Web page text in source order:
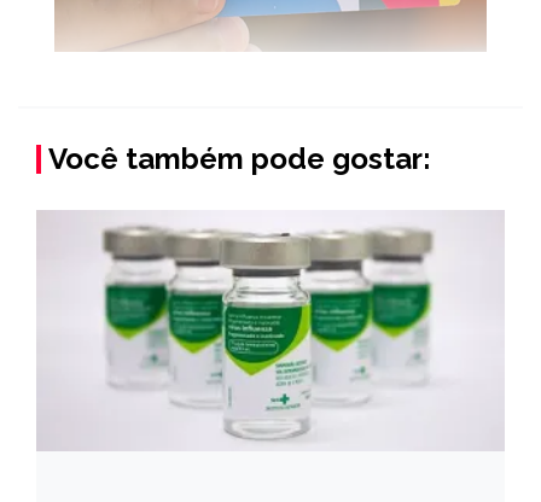
Você também pode gostar: